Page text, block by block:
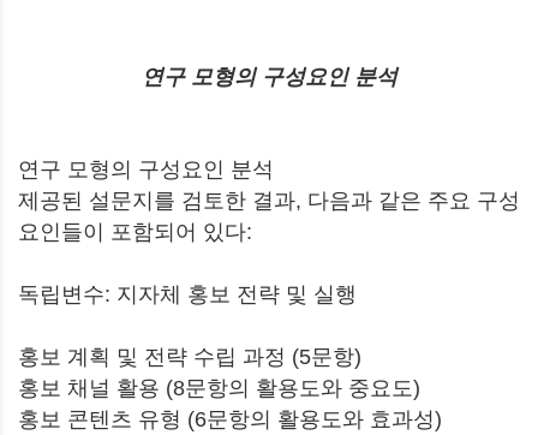
연구 모형의 구성요인 분석
연구 모형의 구성요인 분석
제공된 설문지를 검토한 결과, 다음과 같은 주요 구성
요인들이 포함되어 있다:
독립변수: 지자체 홍보 전략 및 실행
홍보 계획 및 전략 수립 과정 (5문항)
홍보 채널 활용 (8문항의 활용도와 중요도)
홍보 콘텐츠 유형 (6문항의 활용도와 효과성)